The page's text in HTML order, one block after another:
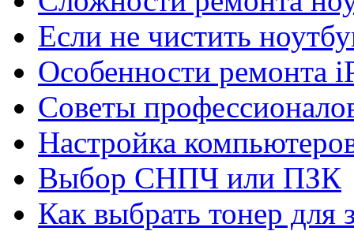
Если не чистить
Особенности ремонта
Советы
Настройка
Выбор СНПЧ или ПЗК
Как выбрать тонер для